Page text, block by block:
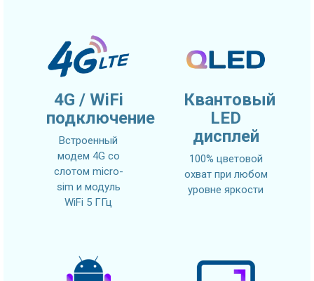
4G / WiFi
подключение
Встроенный
модем 4G со
слотом micro-
sim и модуль
WiFi 5 ГГц
Квантовый
LED
дисплей
100% цветовой
охват при любом
уровне яркости